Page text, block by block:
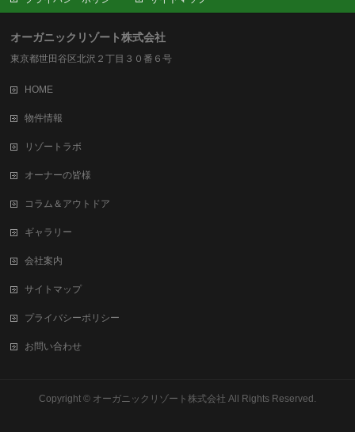
オーガニックリゾート株式会社
東京都世田谷区北沢２丁目３０番６号
HOME
物件情報
リゾートラボ
オーナーの皆様
コラム＆アウトドア
ギャラリー
会社案内
サイトマップ
プライバシーポリシー
お問い合わせ
Copyright © オーガニックリゾート株式会社 All Rights Reserved.